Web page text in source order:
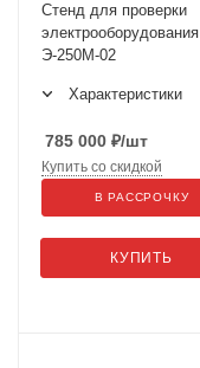
Стенд для проверки
электрооборудования
Э-250М-02
Характеристики
785 000 ₽/шт
КУПИТЬ
Купить со скидкой
В РАССРОЧКУ